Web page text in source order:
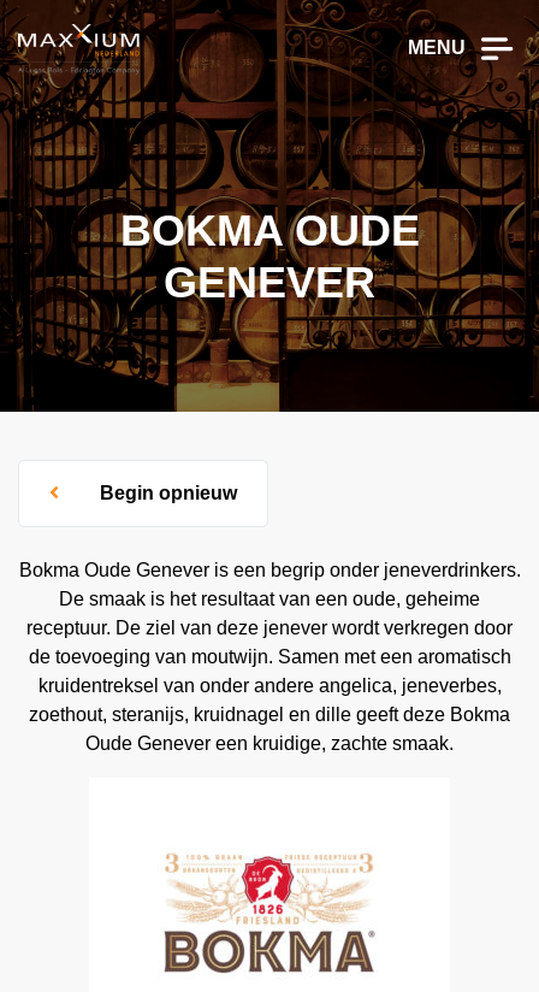
MENU
BOKMA OUDE
GENEVER
Begin opnieuw
Bokma Oude Genever is een begrip onder jeneverdrinkers.
De smaak is het resultaat van een oude, geheime
receptuur. De ziel van deze jenever wordt verkregen door
de toevoeging van moutwijn. Samen met een aromatisch
kruidentreksel van onder andere angelica, jeneverbes,
zoethout, steranijs, kruidnagel en dille geeft deze Bokma
Oude Genever een kruidige, zachte smaak.